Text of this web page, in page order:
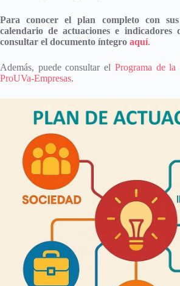
Para conocer el plan completo con sus
calendario de actuaciones e indicadores
consultar el documento íntegro aquí.
Además, puede consultar el Programa de la
ProUVa-Empresas.